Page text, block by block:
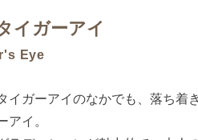
イガーアイ
Eye
イガーアイのなかでも、落ち着
アイ。